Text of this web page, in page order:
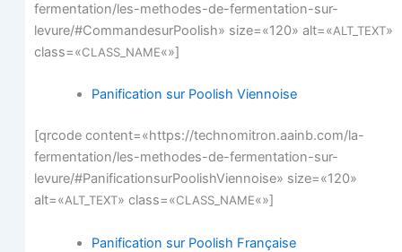
fermentation/les-methodes-de-fermentation-sur-
levure/#CommandesurPoolish» size=«120» alt=«ALT_TEXT»
class=«CLASS_NAME«»]
Pani­fi­ca­tion sur Poo­lish Viennoise
[qrcode content=«https://technomitron.aainb.com/la-
fermentation/les-methodes-de-fermentation-sur-
levure/#PanificationsurPoolishViennoise» size=«120»
alt=«ALT_TEXT» class=«CLASS_NAME«»]
Pani­fi­ca­tion sur Poo­lish Française